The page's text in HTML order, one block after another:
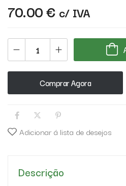
70.00€ c/ IVA
Comprar Agora
Adicionar á lista de desejos
Descrição